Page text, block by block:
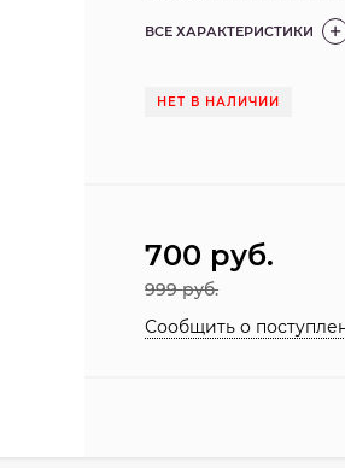
ВСЕ ХАРАКТЕРИСТИКИ
НЕТ В НАЛИЧИИ
700 руб.
999руб.
Сообщить о